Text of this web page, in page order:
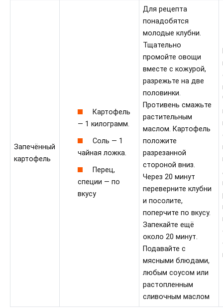
Запечённый
картофель
Картофель
— 1 килограмм.
Соль — 1
чайная ложка.
Перец,
специи — по
вкусу
Для рецепта
понадобятся
молодые клубни.
Тщательно
промойте овощи
вместе с кожурой,
разрежьте на две
половинки.
Противень смажьте
растительным
маслом. Картофель
положите
разрезанной
стороной вниз.
Через 20 минут
переверните клубни
и посолите,
поперчите по вкусу.
Запекайте ещё
около 20 минут.
Подавайте с
мясными блюдами,
любым соусом или
растопленным
сливочным маслом